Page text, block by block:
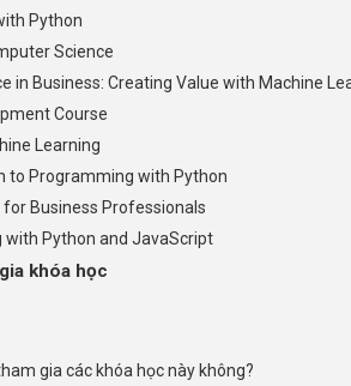
Python
Science
in Business: Creating Value with Machine
Course
Learning
to Programming with Python
Business Professionals
with Python and JavaScript
khóa học
gia các khóa học này không?